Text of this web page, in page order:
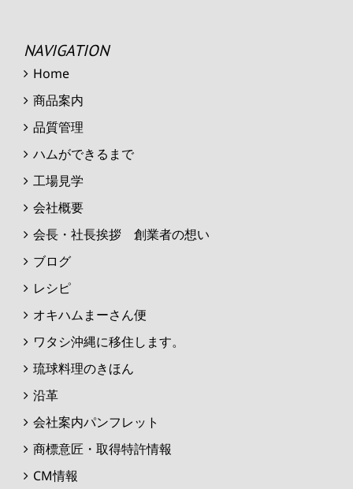
NAVIGATION
Home
商品案内
品質管理
ハムができるまで
工場見学
会社概要
会長・社長挨拶 創業者の想い
ブログ
レシピ
オキハムまーさん便
ワタシ沖縄に移住します。
琉球料理のきほん
沿革
会社案内パンフレット
商標意匠・取得特許情報
CM情報